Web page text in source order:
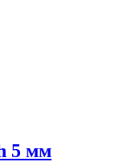
5 мм